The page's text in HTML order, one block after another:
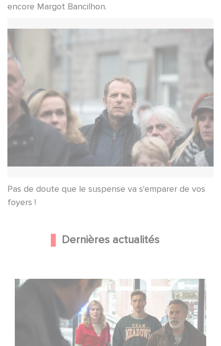
encore Margot Bancilhon.
Pas de doute que le suspense va s'emparer de vos
foyers !
Dernières actualités
Une nouvelle comédie avec Baptiste Lecaplain et José
Garcia en 2027 !